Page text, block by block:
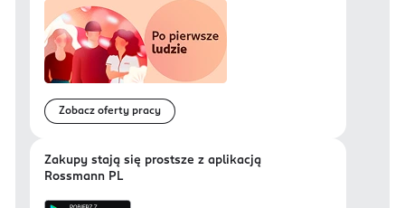
Zobacz oferty pracy
Zakupy stają się prostsze z aplikacją
Rossmann PL